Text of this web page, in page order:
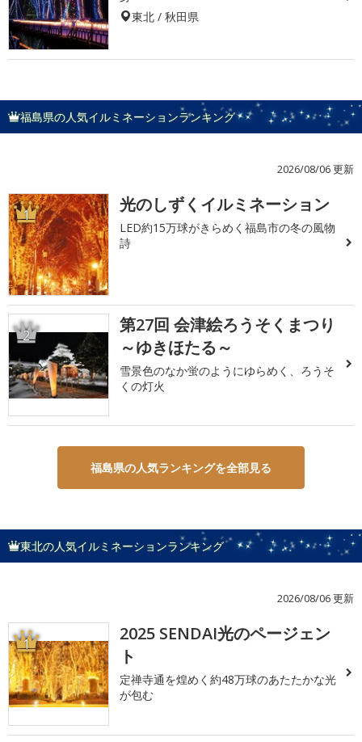
東北 / 秋田県
福島県の人気イルミネーションランキング
2026/08/06 更新
1 光のしずくイルミネーション
LED約15万球がきらめく福島市の冬の風物
詩
2
第27回 会津絵ろうそくまつり
～ゆきほたる～
雪景色のなか蛍のようにゆらめく、ろうそ
くの灯火
福島県の人気ランキングを全部見る
東北の人気イルミネーションランキング
2026/08/06 更新
1
2025 SENDAI光のページェン
ト
定禅寺通を煌めく約48万球のあたたかな光
が包む